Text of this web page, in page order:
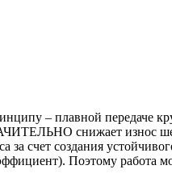
– плавной передаче
снижает износ
счет создания
Поэтому